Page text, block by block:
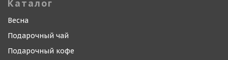
Каталог
Весна
Подарочный чай
Подарочный кофе